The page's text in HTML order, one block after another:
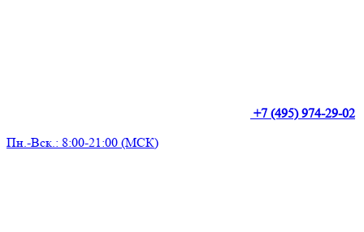
+7 (495) 974-29-02
Пн.-Вск.: 8:00-21:00 (МСК)